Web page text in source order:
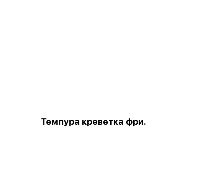
Темпура креветка фри.